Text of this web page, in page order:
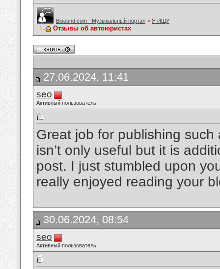
Bisound.com - Музыкальный портал > Я ИЩУ
Отзывы об автоюристах
27.06.2024, 11:41
seo
Активный пользователь
Great job for publishing
isn’t only useful but it is
post. I just stumbled upon
really enjoyed reading your
30.06.2024, 08:54
seo
Активный пользователь